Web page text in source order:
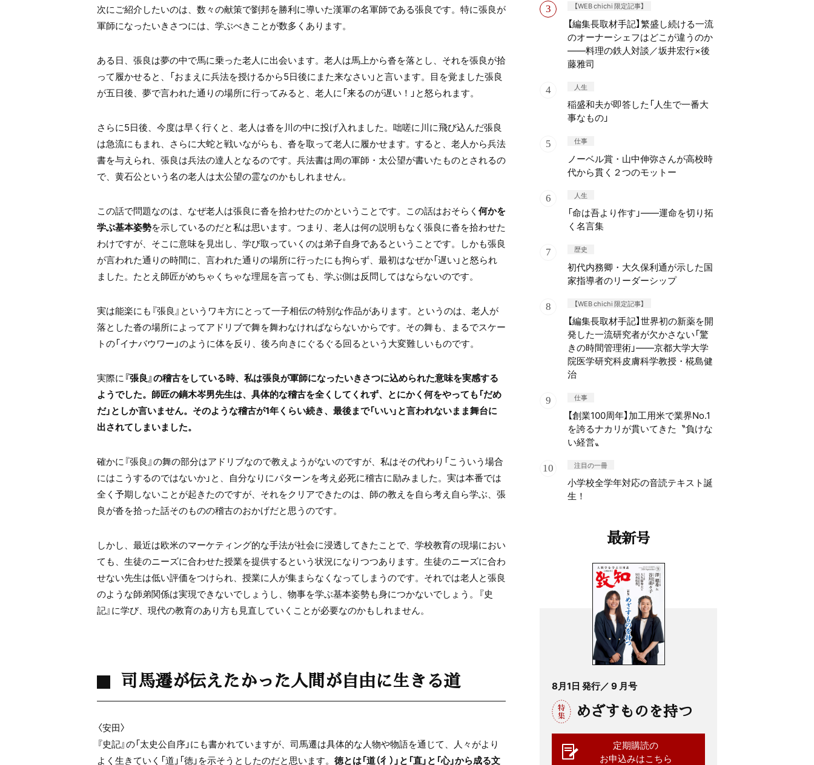
次にご紹介したいのは、数々の献策で劉邦を勝利に導いた漢軍の名軍師である張良です。特に張良が
軍師になったいきさつには、学ぶべきことが数多くあります。
ある日、張良は夢の中で馬に乗った老人に出会います。老人は馬上から沓を落とし、それを張良が拾
って履かせると、「おまえに兵法を授けるから5日後にまた来なさい」と言います。目を覚ました張良
が五日後、夢で言われた通りの場所に行ってみると、老人に「来るのが遅い！」と怒られます。
さらに5日後、今度は早く行くと、老人は沓を川の中に投げ入れました。咄嗟に川に飛び込んだ張良
は急流にもまれ、さらに大蛇と戦いながらも、沓を取って老人に履かせます。すると、老人から兵法
書を与えられ、張良は兵法の達人となるのです。兵法書は周の軍師・太公望が書いたものとされるの
で、黄石公という名の老人は太公望の霊なのかもしれません。
この話で問題なのは、なぜ老人は張良に沓を拾わせたのかということです。この話はおそらく 何かを
学ぶ基本姿勢を示しているのだと私は思います。つまり、老人は何の説明もなく張良に沓を拾わせた
わけですが、そこに意味を見出し、学び取っていくのは弟子自身であるということです。しかも張良
が言われた通りの時間に、言われた通りの場所に行ったにも拘らず、最初はなぜか「遅い」と怒られ
ました。たとえ師匠がめちゃくちゃな理屈を言っても、学ぶ側は反問してはならないのです。
実は能楽にも『張良』というワキ方にとって一子相伝の特別な作品があります。というのは、老人が
落とした沓の場所によってアドリブで舞を舞わなければならないからです。その舞も、まるでスケー
トの「イナバウワー」のように体を反り、後ろ向きにぐるぐる回るという大変難しいものです。
実際に『張良』の稽古をしている時、私は張良が軍師になったいきさつに込められた意味を実感する
ようでした。師匠の鏑木岑男先生は、具体的な稽古を全くしてくれず、とにかく何をやっても「だめ
だ」としか言いません。そのような稽古が1年くらい続き、最後まで「いい」と言われないまま舞台に
出されてしまいました。
確かに『張良』の舞の部分はアドリブなので教えようがないのですが、私はその代わり「こういう場合
にはこうするのではないか」と、自分なりにパターンを考え必死に稽古に励みました。実は本番では
全く予期しないことが起きたのですが、それをクリアできたのは、師の教えを自ら考え自ら学ぶ、張
良が沓を拾った話そのものの稽古のおかげだと思うのです。
しかし、最近は欧米のマーケティング的な手法が社会に浸透してきたことで、学校教育の現場におい
ても、生徒のニーズに合わせた授業を提供するという状況になりつつあります。生徒のニーズに合わ
せない先生は低い評価をつけられ、授業に人が集まらなくなってしまうのです。それでは老人と張良
のような師弟関係は実現できないでしょうし、物事を学ぶ基本姿勢も身につかないでしょう。『史
記』に学び、現代の教育のあり方も見直していくことが必要なのかもしれません。
司馬遷が伝えたかった人間が自由に生きる道
〈安田〉
『史記』の「太史公自序」にも書かれていますが、司馬遷は具体的な人物や物語を通じて、人々がより
よく生きていく「道」「徳」を示そうとしたのだと思います。 徳とは「道（彳）」と「直」と「心」から成る文
【WEB chichi 限定記事】
【編集長取材手記】繁盛し続ける一流
のオーナーシェフはどこが違うのか
——料理の鉄人対談／坂井宏行×後
藤雅司
人生
稲盛和夫が即答した「人生で一番大
事なもの」
仕事
ノーベル賞・山中伸弥さんが高校時
代から貫く２つのモットー
人生
「命は吾より作す」——運命を切り拓
く名言集
歴史
初代内務卿・大久保利通が示した国
家指導者のリーダーシップ
【WEB chichi 限定記事】
【編集長取材手記】世界初の新薬を開
発した一流研究者が欠かさない「驚
きの時間管理術」——京都大学大学
院医学研究科皮膚科学教授・椛島健
治
仕事
【創業100周年】加工用米で業界No.1
を誇るナカリが貫いてきた〝負けな
い経営〟
注目の一冊
小学校全学年対応の音読テキスト誕
生！
最新号
8月1日 発行／ 9 月号
めざすものを持つ
定期購読の
お申込みはこちら